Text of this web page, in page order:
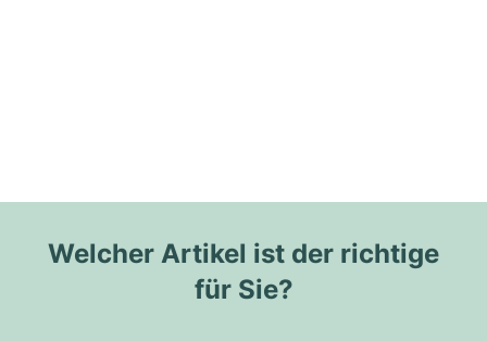
Welcher Artikel ist der richtige
für Sie?